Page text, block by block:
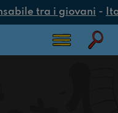
tra i giovani-